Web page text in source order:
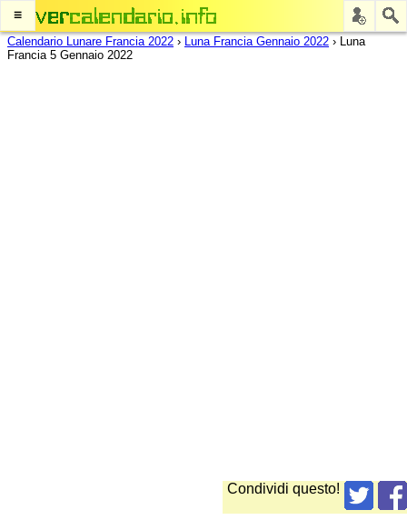
≡
Calendario Lunare Francia 2022 › Luna Francia Gennaio 2022 › Luna
Francia 5 Gennaio 2022
Condividi questo!